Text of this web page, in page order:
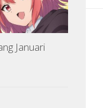
Januari